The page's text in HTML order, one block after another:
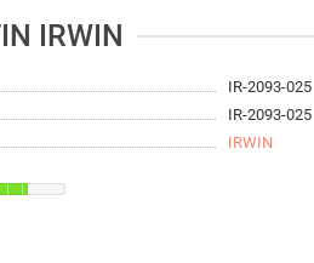
IRWIN
IR-2093-025
IR-2093-025
IRWIN